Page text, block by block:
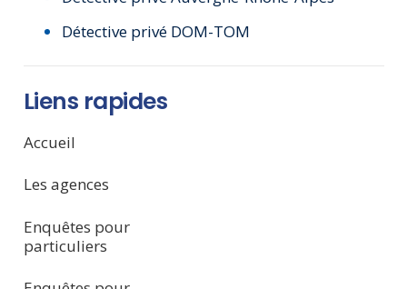
Détective privé DOM-TOM
Liens rapides
Accueil
Les agences
Enquêtes pour
particuliers